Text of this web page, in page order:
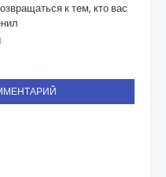
к тем, кто вас